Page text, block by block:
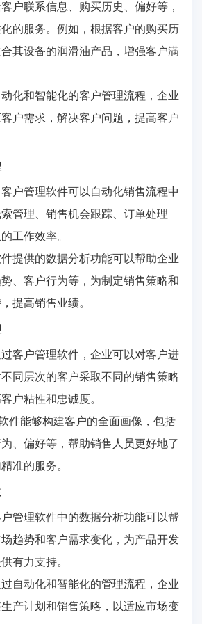
户联系信息、购买历史、偏好等，
的服务。例如，根据客户的购买历
其设备的润滑油产品，增强客户满
动化和智能化的客户管理流程，企业
户需求，解决客户问题，提高客户
户管理软件可以自动化销售流程中
管理、销售机会跟踪、订单处理
工作效率。
提供的数据分析功能可以帮助企业
、客户行为等，为制定销售策略和
提高销售业绩。
过客户管理软件，企业可以对客户进
同层次的客户采取不同的销售策略
户粘性和忠诚度。
件能够构建客户的全面画像，包括
、偏好等，帮助销售人员更好地了
准的服务。
户管理软件中的数据分析功能可以帮
趋势和客户需求变化，为产品开发
有力支持。
过自动化和智能化的管理流程，企业
产计划和销售策略，以适应市场变